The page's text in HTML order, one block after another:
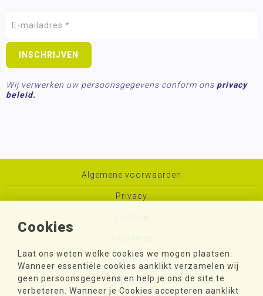
Cookies
Laat ons weten welke cookies we mogen plaatsen.
Wanneer essentiële cookies aanklikt verzamelen wij
geen persoonsgegevens en help je ons de site te
verbeteren. Wanneer je Cookies accepteren aanklikt
Wij verwerken uw persoonsgegevens conform ons privacy
beleid.
Algemene voorwaarden
Privacy
Toegankelijkheid
Sitemap